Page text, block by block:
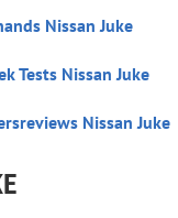
Nissan Juke
Tests Nissan Juke
Nissan Juke